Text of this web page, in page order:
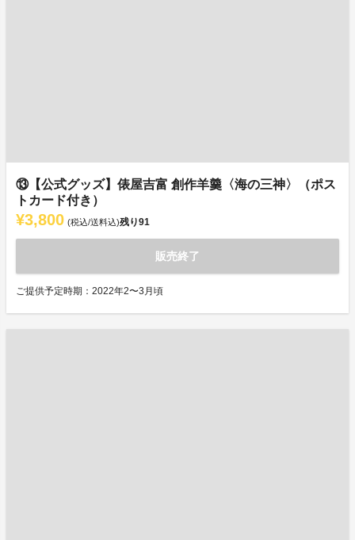
⑬【公式グッズ】俵屋吉富 創作羊羹〈海の三神〉（ポス
トカード付き）
¥3,800 (税込/送料込)残り91
販売終了
ご提供予定時期：2022年2〜3月頃